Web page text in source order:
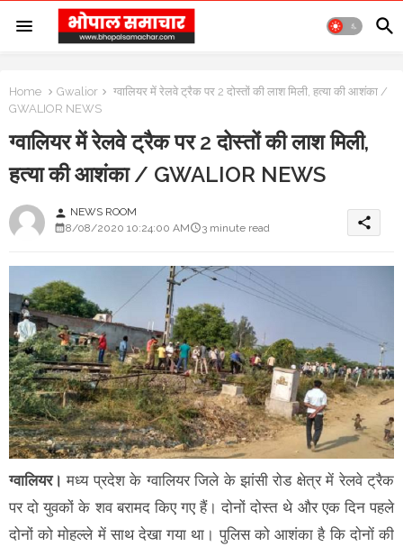
Home Gwalior
ग्वालियर में रेलवे ट्रैक पर 2 दोस्तों की लाश मिली, हत्या की आशंका /
GWALIOR NEWS
ग्वालियर में रेलवे ट्रैक पर 2 दोस्तों की लाश मिली,
हत्या की आशंका / GWALIOR NEWS
person NEWS ROOM
8/08/2020 10:24:00 AM
3 minute read share
ग्वालियर। मध्य प्रदेश के ग्वालियर जिले के झांसी रोड क्षेत्र में रेलवे ट्रैक
पर दो युवकों के शव बरामद किए गए हैं। दोनों दोस्त थे और एक दिन पहले
दोनों को माेहल्ले में साथ देखा गया था। पुलिस को आशंका है कि दाेनाें की